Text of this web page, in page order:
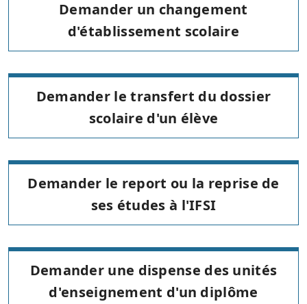
Demander un changement
d'établissement scolaire
Demander le transfert du dossier
scolaire d'un élève
Demander le report ou la reprise de
ses études à l'IFSI
Demander une dispense des unités
d'enseignement d'un diplôme